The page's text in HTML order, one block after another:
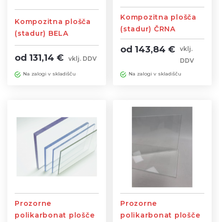
Kompozitna plošča
(stadur) BELA
od 131,14 € vklj. DDV
Na zalogi v skladišču
Kompozitna plošča
(stadur) ČRNA
od 143,84 €
vklj.
DDV
Na zalogi v skladišču
Prozorne
polikarbonat plošče
Prozorne
polikarbonat plošče